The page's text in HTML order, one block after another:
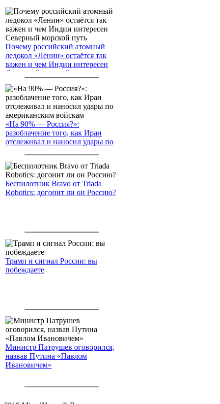
Почему российский атомный
ледокол «Ленин» остаётся так
важен и чем Индии интересен
Северный морской путь
«На 90% — Россия?»:
разоблачение того, как Иран
отслеживал и наносил удары по
американским войскам
Беспилотник Bravo от Triada
Robotics: догонит ли он Россию?
Трамп и сигнал России: вы
побеждаете
Министр Патрушев оговорился,
назвав Путина «Павлом
Ивановичем»